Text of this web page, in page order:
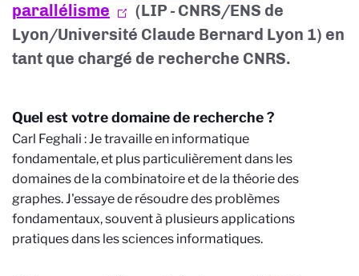
parallélisme
(LIP - CNRS/ENS de
Lyon/Université Claude Bernard Lyon 1) en
tant que chargé de recherche CNRS.
Quel est votre domaine de recherche ?
Carl Feghali : Je travaille en informatique
fondamentale, et plus particulièrement dans les
domaines de la combinatoire et de la théorie des
graphes. J'essaye de résoudre des problèmes
fondamentaux, souvent à plusieurs applications
pratiques dans les sciences informatiques.